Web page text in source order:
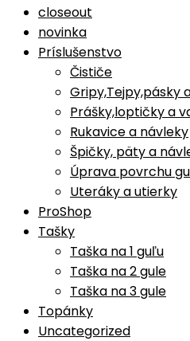
closeout
novinka
Príslušenstvo
Čističe
Gripy,Tejpy,pásky
Prášky,loptičky a
Rukavice a návleky
Špičky, päty a
Úprava povrchu
Uteráky a utierky
ProShop
Tašky
Taška na 1 guľu
Taška na 2 gule
Taška na 3 gule
Topánky
Uncategorized